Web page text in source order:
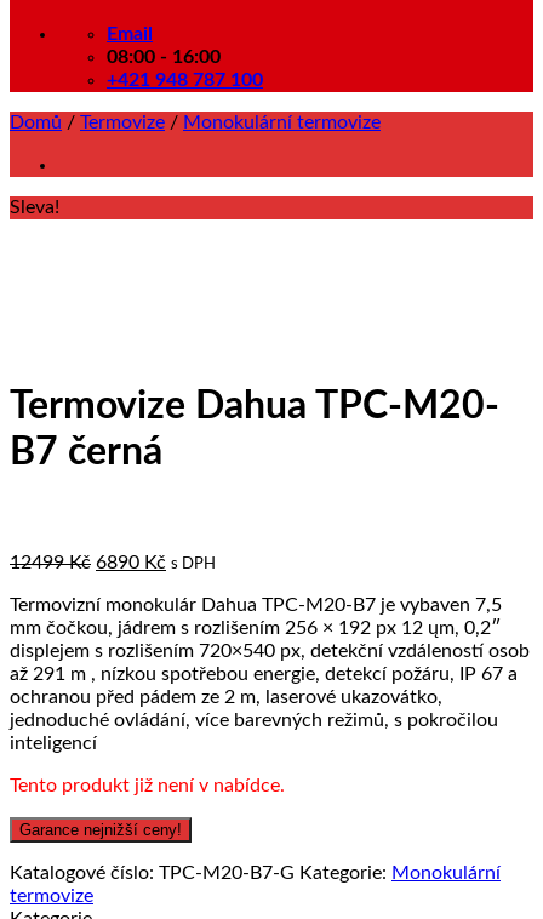
Email
08:00 - 16:00
+421 948 787 100
Domů / Termovize / Monokulární termovize
Sleva!
Termovize Dahua TPC-M20-
B7 černá
12499Kč Original
was:
12499 Kč.
6890 Kč Current
is:
6890 Kč.
s DPH
Termovizní monokulár Dahua TPC-M20-B7 je vybaven 7,5
mm čočkou, jádrem s rozlišením 256 × 192 px 12 ųm, 0,2″
displejem s rozlišením 720×540 px, detekční vzdáleností osob
až 291 m , nízkou spotřebou energie, detekcí požáru, IP 67 a
ochranou před pádem ze 2 m, laserové ukazovátko,
jednoduché ovládání, více barevných režimů, s pokročilou
inteligencí
Tento produkt již není v nabídce.
Garance nejnižší ceny!
Katalogové číslo: TPC-M20-B7-G Kategorie: Monokulární
termovize